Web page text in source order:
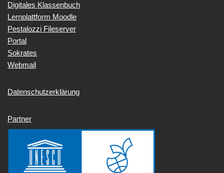
Digitales Klassenbuch
Lernplattform Moodle
Pestalozzi Fileserver
Portal
Sokrates
Webmail
Datenschutzerklärung
Partner